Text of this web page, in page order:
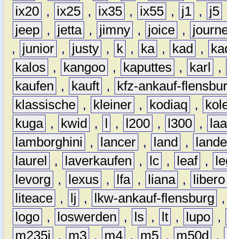
ix20 , ix25 , ix35 , ix55 , j1 , j5
jeep , jetta , jimny , joice ,
,
junior , justy , k , ka , kad ,
kalos
, kangoo , kaputtes , karl
,
kaufen
, kauft ,
kfz-ankauf-
klassische , kleiner , kodiaq ,
kuga , kwid , l , l200 , l300 ,
lamborghini
, lancer , land ,
laurel
, laverkaufen , lc , leaf ,
levorg
, lexus , lfa , liana ,
libero
liteace , lj , lkw-ankauf-flensburg
logo , loswerden , ls , lt , lupo ,
m235i
, m3 , m4 , m5 , m50d ,